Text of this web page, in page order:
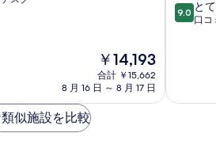
現
在
の
￥14,193
合計 ￥15,662
8 月 16 日 ～ 8 月 17 日
タ
ー
京
10
段
も
9.0 と
口コ
類似施設を比較